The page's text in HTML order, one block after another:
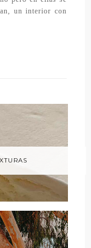
un interior con